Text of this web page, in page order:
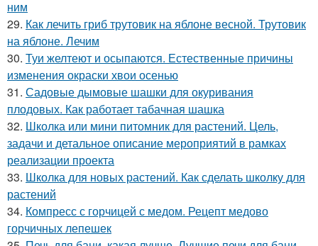
ним
29. Как лечить гриб трутовик на яблоне весной. Трутовик
на яблоне. Лечим
30. Туи желтеют и осыпаются. Естественные причины
изменения окраски хвои осенью
31. Садовые дымовые шашки для окуривания
плодовых. Как работает табачная шашка
32. Школка или мини питомник для растений. Цель,
задачи и детальное описание мероприятий в рамках
реализации проекта
33. Школка для новых растений. Как сделать школку для
растений
34. Компресс с горчицей с медом. Рецепт медово
горчичных лепешек